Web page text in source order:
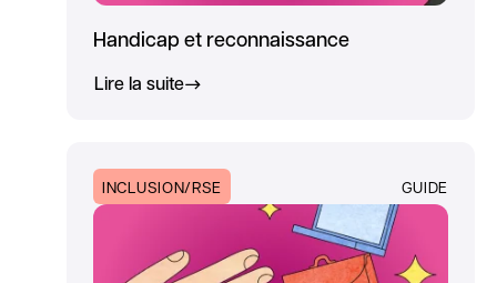
Handicap et reconnaissance
Lire la suite
INCLUSION/RSE GUIDE